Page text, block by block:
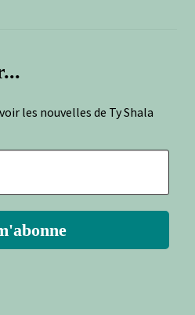
les nouvelles de Ty Shala